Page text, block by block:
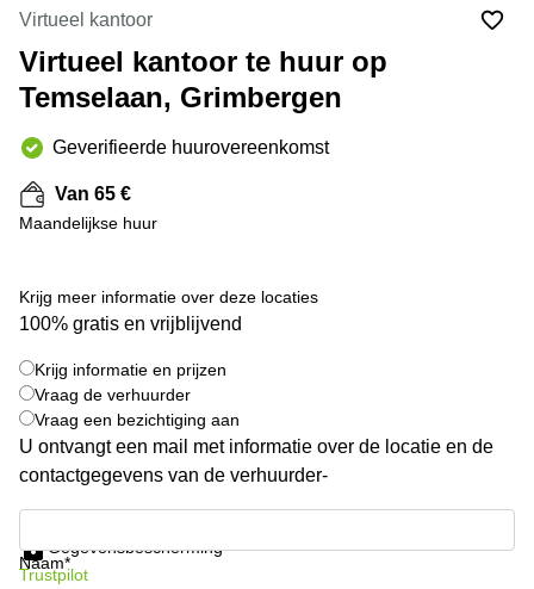
huren
Elsene
Brugge
Herentals
Aalst
Oostende
Mechelen
Coworking-
ruimtes te
huur in
Gent
Coworking
Niklaas
Vergaderzaal
Handelspand
Hasselt
Location
centre
d'affaires
à Mons
Huren
kantoor in
Antwerpen
Virtueel kantoor
Virtueel kantoor te huur op
Temselaan, Grimbergen
Geverifieerde huurovereenkomst
Van 65 €
Maandelijkse huur
Krijg meer informatie over deze locaties
100% gratis en vrijblijvend
Krijg informatie en prijzen
Vraag de verhuurder
Vraag een bezichtiging aan
U ontvangt een mail met informatie over de locatie en de
contactgegevens van de verhuurder-
Naam*
Gegevensbescherming
Trustpilot